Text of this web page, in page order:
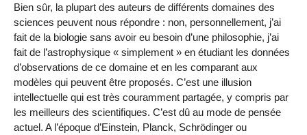
Bien sûr, la plupart des auteurs de différents domaines des
sciences peuvent nous répondre : non, personnellement, j’ai
fait de la biologie sans avoir eu besoin d’une philosophie, j’ai
fait de l’astrophysique « simplement » en étudiant les données
d’observations de ce domaine et en les comparant aux
modèles qui peuvent être proposés. C’est une illusion
intellectuelle qui est très couramment partagée, y compris par
les meilleurs des scientifiques. C’est dû au mode de pensée
actuel. A l’époque d’Einstein, Planck, Schrödinger ou